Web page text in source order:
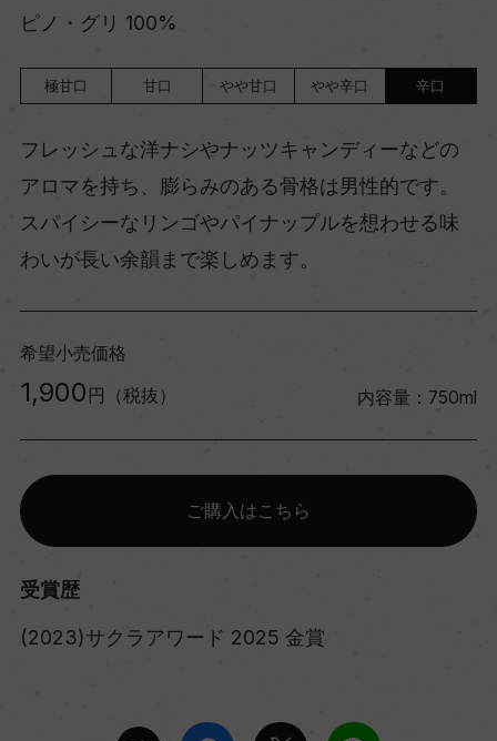
ピノ・グリ 100%
極甘口 甘口 やや甘口 やや辛口 辛口
フレッシュな洋ナシやナッツキャンディーなどの
アロマを持ち、膨らみのある骨格は男性的です。
スパイシーなリンゴやパイナップルを想わせる味
わいが長い余韻まで楽しめます。
希望小売価格
1,900 円（税抜） 内容量：750ml
ご購入はこちら
受賞歴
(2023)サクラアワード 2025 金賞